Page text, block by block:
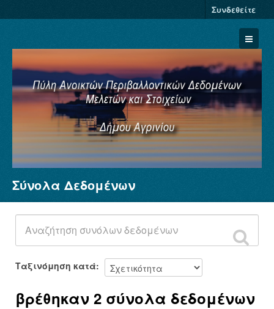
Συνδεθείτε
Σύνολα Δεδομένων
Φορείς
Ομάδες
Σχετικά
Σύνολα Δεδομένων
Ταξινόμηση κατά
βρέθηκαν 2 σύνολα δεδομένων